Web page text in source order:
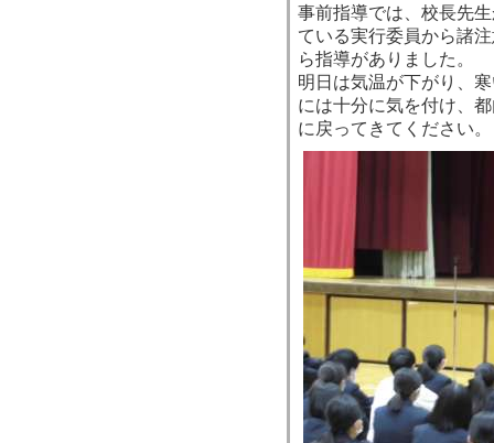
事前指導では、校長先
ている実行委員から諸
ら指導がありました。
明日は気温が下がり、
には十分に気を付け、
に戻ってきてください。